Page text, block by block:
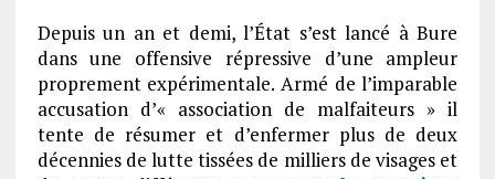
Depuis un an et demi, l’État s’est lancé à Bure
dans une offensive répressive d’une ampleur
proprement expérimentale. Armé de l’imparable
accusation d’« association de malfaiteurs » il
tente de résumer et d’enfermer plus de deux
décennies de lutte tissées de milliers de visages et